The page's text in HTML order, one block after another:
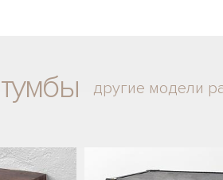
другие модели